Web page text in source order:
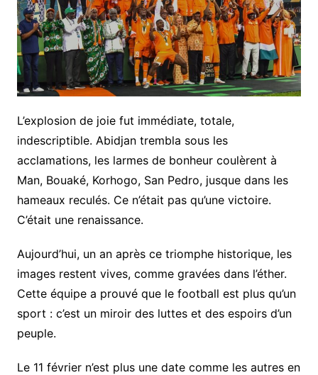
L’explosion de joie fut immédiate, totale,
indescriptible. Abidjan trembla sous les
acclamations, les larmes de bonheur coulèrent à
Man, Bouaké, Korhogo, San Pedro, jusque dans les
hameaux reculés. Ce n’était pas qu’une victoire.
C’était une renaissance.
Aujourd’hui, un an après ce triomphe historique, les
images restent vives, comme gravées dans l’éther.
Cette équipe a prouvé que le football est plus qu’un
sport : c’est un miroir des luttes et des espoirs d’un
peuple.
Le 11 février n’est plus une date comme les autres en